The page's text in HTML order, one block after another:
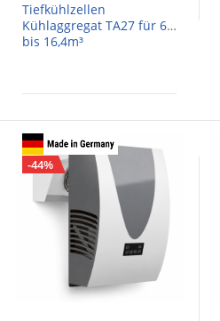
Tiefkühlzellen
Kühlaggregat TA27 für 6,2
bis 16,4m³
-44%